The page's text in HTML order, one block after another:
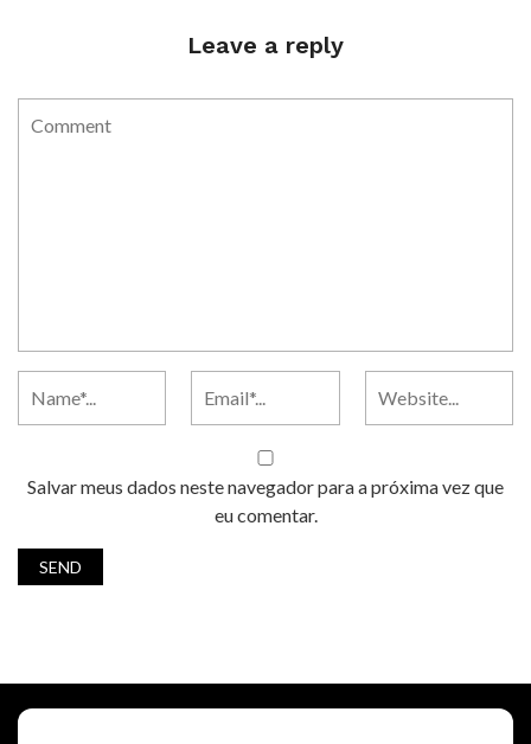
Leave a reply
Salvar meus dados neste navegador para a próxima vez que
eu comentar.